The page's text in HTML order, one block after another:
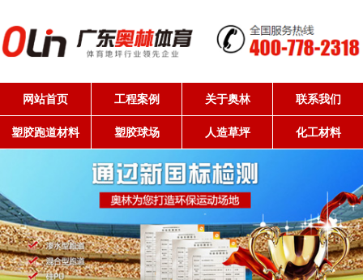
网站首页 工程案例 关于奥林 联系我们
塑胶跑道材料 塑胶球场 人造草坪 化工材料